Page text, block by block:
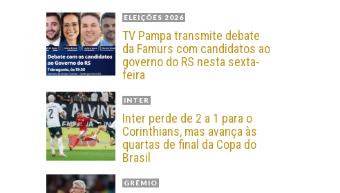
ELEIÇÕES 2026
TV Pampa transmite debate
da Famurs com candidatos ao
governo do RS nesta sexta-
feira
INTER
Inter perde de 2 a 1 para o
Corinthians, mas avança às
quartas de final da Copa do
Brasil
GRÊMIO